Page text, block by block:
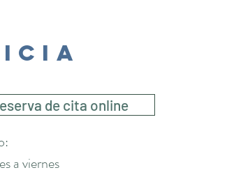
de cita online
a viernes